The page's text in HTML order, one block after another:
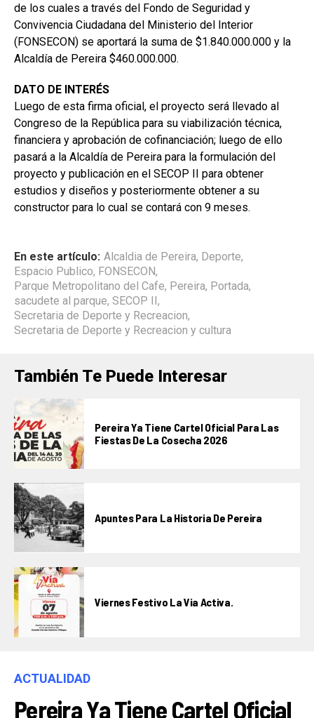
de los cuales a través del Fondo de Seguridad y
Convivencia Ciudadana del Ministerio del Interior
(FONSECON) se aportará la suma de $1.840.000.000 y la
Alcaldía de Pereira $460.000.000.
DATO DE INTERÉS
Luego de esta firma oficial, el proyecto será llevado al
Congreso de la República para su viabilización técnica,
financiera y aprobación de cofinanciación; luego de ello
pasará a la Alcaldía de Pereira para la formulación del
proyecto y publicación en el SECOP II para obtener
estudios y diseños y posteriormente obtener a su
constructor para lo cual se contará con 9 meses.
En este artículo: Alcaldia de Pereira, Deporte,
Espacio Publico, FONSECON,
Parque Metropolitano del Cafe, Pereira, Portada,
sacudete al parque, SECOP II,
Secretaria de Deporte y Recreacion,
Secretaria de Deporte y Recreacion y cultura
También Te Puede Interesar
Pereira Ya Tiene Cartel Oficial Para Las
Fiestas De La Cosecha 2026
Apuntes Para La Historia De Pereira
Viernes Festivo La Via Activa.
ACTUALIDAD
Pereira Ya Tiene Cartel Oficial